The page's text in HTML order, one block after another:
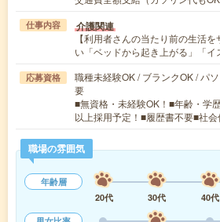
仕事内容 介護関連
【利用者さんの当たり前の生活
い「ベッドから起き上がる」「
応募資格
職種未経験OK / ブランクOK / パ
要
■無資格・未経験OK！■年齢・学
以上採用予定！■履歴書不要■社
職場の雰囲気
年齢層
20代
30代 40代